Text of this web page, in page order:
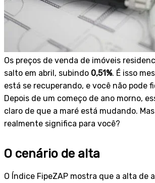
Os preços de venda de imóveis
salto em abril, subindo 0,51%. É isso
está se recuperando, e você não pode
Depois de um começo de ano morno,
claro de que a maré está mudando.
realmente significa para você?
O cenário de alta
O Índice FipeZAP mostra que a alta de